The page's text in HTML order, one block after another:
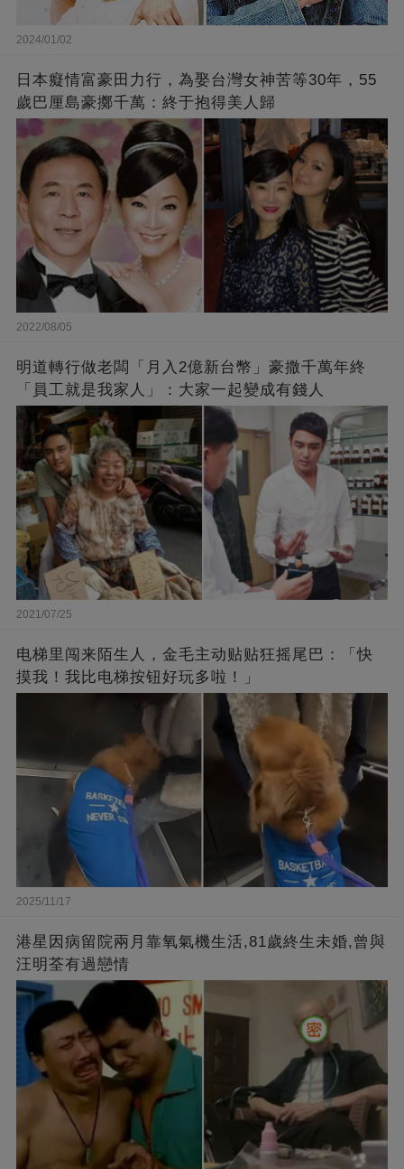
2024/01/02
日本癡情富豪田力行，為娶台灣女神苦等30年，55
歲巴厘島豪擲千萬：終于抱得美人歸
2022/08/05
明道轉行做老闆「月入2億新台幣」豪撒千萬年終
「員工就是我家人」：大家一起變成有錢人
2021/07/25
电梯里闯来陌生人，金毛主动贴贴狂摇尾巴：「快
摸我！我比电梯按钮好玩多啦！」
2025/11/17
港星因病留院兩月靠氧氣機生活,81歲終生未婚,曾與
汪明荃有過戀情